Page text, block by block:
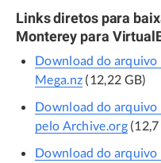
Links diretos para
Monterey para
Download do arquivo
Mega.nz (12,22 GB)
Download do arquivo
pelo Archive.org(12,7
Download do arquivo